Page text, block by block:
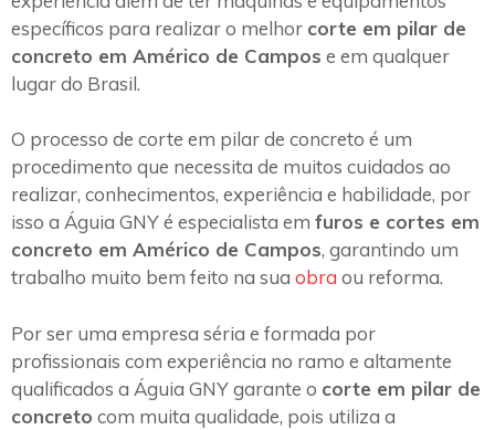
específicos para realizar o melhor corte em pilar de
concreto em Américo de Campos e em qualquer
lugar do Brasil.
O processo de corte em pilar de concreto é um
procedimento que necessita de muitos cuidados ao
realizar, conhecimentos, experiência e habilidade, por
isso a Águia GNY é especialista em furos e cortes em
concreto em Américo de Campos, garantindo um
trabalho muito bem feito na sua obra ou reforma.
Por ser uma empresa séria e formada por
profissionais com experiência no ramo e altamente
qualificados a Águia GNY garante o corte em pilar de
concreto com muita qualidade, pois utiliza a